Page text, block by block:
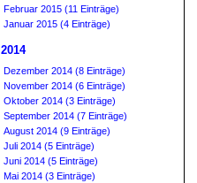
Februar 2015 (11 Einträge)
Januar 2015 (4 Einträge)
2014
Dezember 2014 (8 Einträge)
November 2014 (6 Einträge)
Oktober 2014 (3 Einträge)
September 2014 (7 Einträge)
August 2014 (9 Einträge)
Juli 2014 (5 Einträge)
Juni 2014 (5 Einträge)
Mai 2014 (3 Einträge)